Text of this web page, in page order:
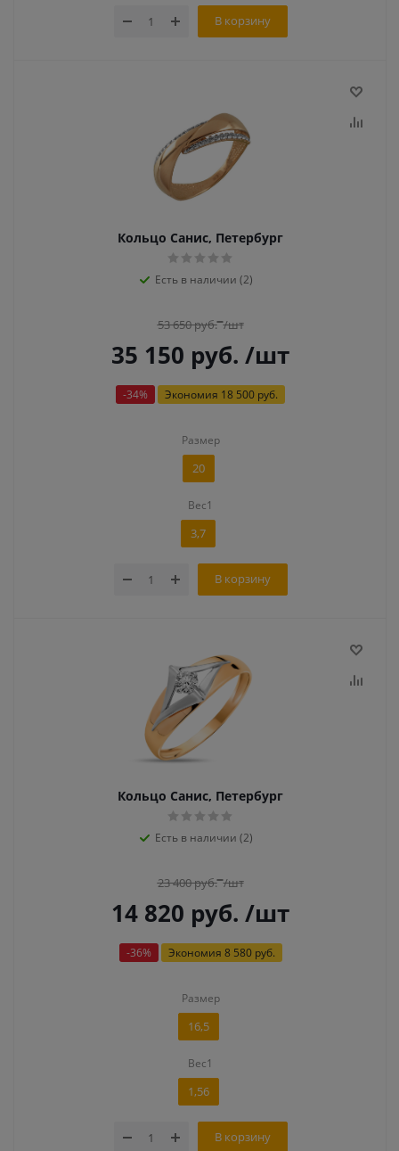
В корзину
Кольцо Санис, Петербург
Есть в наличии (2)
53 650руб. /шт
35 150 руб. /шт
-34% Экономия 18 500 руб.
Размер
20
Вес1
3,7
В корзину
Кольцо Санис, Петербург
Есть в наличии (2)
23 400руб. /шт
14 820 руб. /шт
-36% Экономия 8 580 руб.
Размер
16,5
Вес1
1,56
В корзину